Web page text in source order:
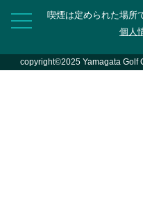
喫煙は定められた場所
個人
copyright©2025 Yamagata Golf